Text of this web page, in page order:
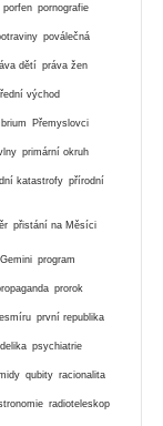
porfen pornografie
poválečná
dětí práva žen
východ
Přemyslovci
primární okruh
katastrofy přírodní
přistání na Měsíci
program
prorok
první republika
psychiatrie
qubity racionalita
radioteleskop